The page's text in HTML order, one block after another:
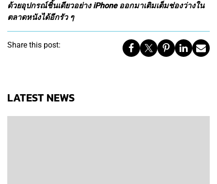
ด้วยอุปกรณ์ชิ้นเดียวอย่าง iPhone ออกมาเติมเต็มช่องว่างใน
ตลาดหนังได้อีกรัว ๆ
Share this post:
LATEST NEWS